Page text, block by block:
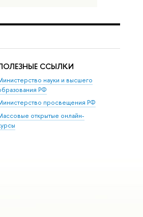
ССЫЛКИ
науки и высшего
РФ
просвещения РФ
открытые онлайн-